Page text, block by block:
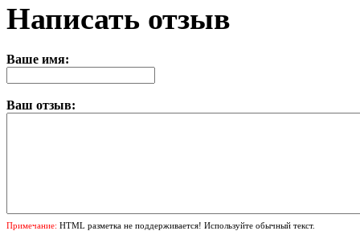
Написать отзыв
Ваше имя:
Ваш отзыв:
Примечание: HTML разметка не поддерживается! Используйте обычный текст.